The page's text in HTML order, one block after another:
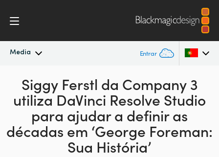
Media Entrar
Novidades
Arquivo
Imagens para Imprensa
Argentina
Australia
Austria
Siggy Ferstl da Company 3
utilizaDaVinci Resolve Studio
para ajudar a definir as
décadas em ‘George Foreman:
Sua História’